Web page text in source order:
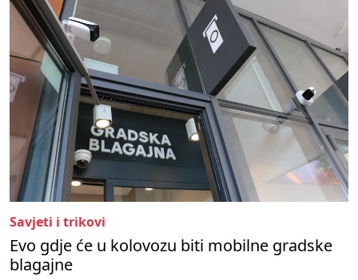
Savjeti i trikovi
Evo gdje će u kolovozu biti mobilne gradske
blagajne